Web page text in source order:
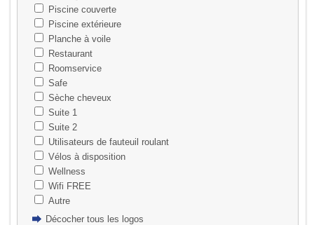
Piscine couverte
Piscine extérieure
Planche à voile
Restaurant
Roomservice
Safe
Sèche cheveux
Suite 1
Suite 2
Utilisateurs de fauteuil roulant
Vélos à disposition
Wellness
Wifi FREE
Autre
Décocher tous les logos